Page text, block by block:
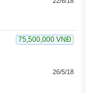
75,500,000 VNĐ
26/5/18